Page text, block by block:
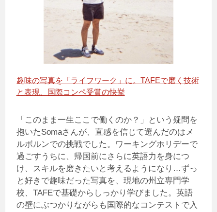
趣味の写真を「ライフワーク」に。TAFEで磨く技術
と表現、国際コンペ受賞の快挙
「このまま一生ここで働くのか？」という疑問を
抱いたSomaさんが、直感を信じて選んだのはメ
ルボルンでの挑戦でした。ワーキングホリデーで
過ごすうちに、帰国前にさらに英語力を身につ
け、スキルを磨きたいと考えるようになり…ずっ
と好きで趣味だった写真を、現地の州立専門学
校、TAFEで基礎からしっかり学びました。英語
の壁にぶつかりながらも国際的なコンテストで入